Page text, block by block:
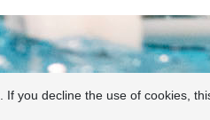
you decline the use of cookies,